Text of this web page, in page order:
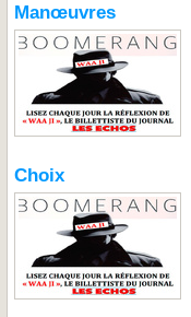
Manœuvres
Choix